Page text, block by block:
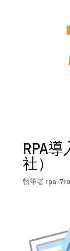
RPA
社）
執筆者 rpa-